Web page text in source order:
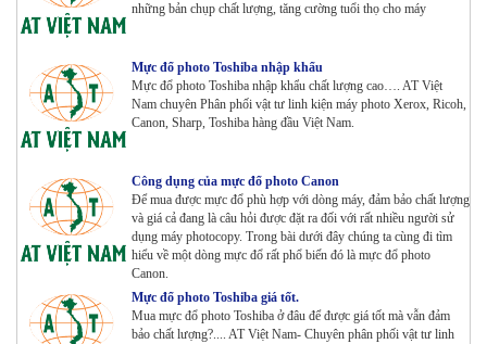
Tham Khảo
Bộ Mực 4 màu Konica Minolta Bizhub C1085 | 6085 |
6110 | C1100 _Bộ 4 màu _ Trọng lượng 1645g ZIN
HÃNG_ USA
Tham Khảo
Máy Photocopy Ricoh MP 7503 Renew
Tham Khảo
Máy photocopy Ricoh IM 7000
Tham Khảo
những bản chụp chất lượng, tăng cường tuổi thọ cho máy
Mực đổ photo Toshiba nhập khẩu
Mực đổ photo Toshiba nhập khẩu chất lượng cao…. AT Việt
Nam chuyên Phân phối vật tư linh kiện máy photo Xerox, Ricoh,
Canon, Sharp, Toshiba hàng đầu Việt Nam.
Công dụng của mực đổ photo Canon
Để mua được mực đổ phù hợp với dòng máy, đảm bảo chất lượng
và giá cả đang là câu hỏi được đặt ra đối với rất nhiều người sử
dụng máy photocopy. Trong bài dưới đây chúng ta cùng đi tìm
hiểu về một dòng mực đổ rất phổ biến đó là mực đổ photo
Canon.
Mực đổ photo Toshiba giá tốt.
Mua mực đổ photo Toshiba ở đâu để được giá tốt mà vẫn đảm
bảo chất lượng?.... AT Việt Nam- Chuyên phân phối vật tư linh